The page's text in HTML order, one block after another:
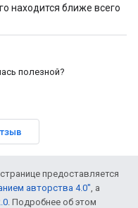
находится ближе всего
полезной?
предоставляется
авторства 4.0", а
. Подробнее об этом